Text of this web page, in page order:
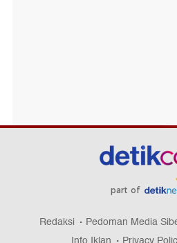
part of
Redaksi Pedoman Media